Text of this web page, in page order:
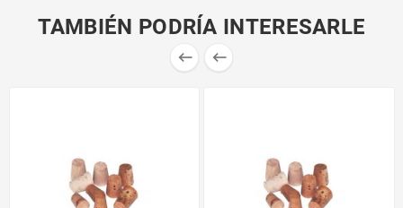
TAMBIÉN PODRÍA INTERESARLE
 